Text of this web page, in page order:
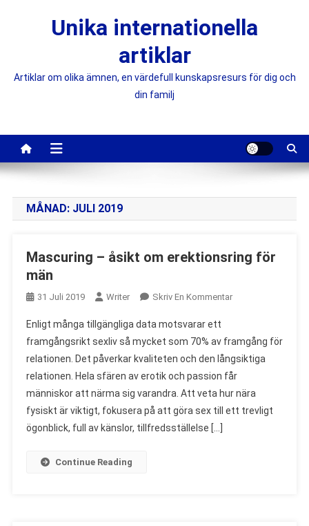
Unika internationella
artiklar
Artiklar om olika ämnen, en värdefull kunskapsresurs för dig och
din familj
MÅNAD: JULI 2019
Mascuring – åsikt om erektionsring för
män
31 Juli 2019 Writer Skriv En KommentarOn
Åsikt
Om
Erektionsring
För
Män
Enligt många tillgängliga data motsvarar ett
framgångsrikt sexliv så mycket som 70% av framgång för
relationen. Det påverkar kvaliteten och den långsiktiga
relationen. Hela sfären av erotik och passion får
människor att närma sig varandra. Att veta hur nära
fysiskt är viktigt, fokusera på att göra sex till ett trevligt
ögonblick, full av känslor, tillfredsställelse […]
Continue Reading